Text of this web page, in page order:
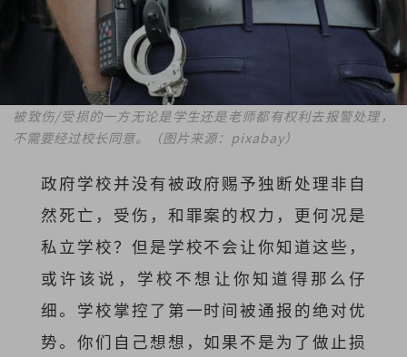
被致伤/受损的一方无论是学生还是老师都有权利去报警处理，
不需要经过校长同意。（图片来源：pixabay）
政府学校并没有被政府赐予独断处理非自
然死亡，受伤，和罪案的权力，更何况是
私立学校？但是学校不会让你知道这些，
或许该说，学校不想让你知道得那么仔
细。学校掌控了第一时间被通报的绝对优
势。你们自己想想，如果不是为了做止损